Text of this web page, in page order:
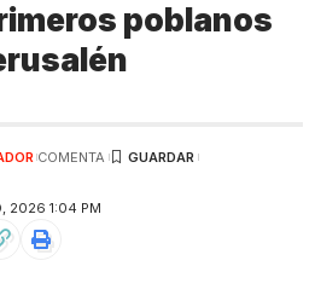
poblanos
2026 1:04 PM
COMENTA